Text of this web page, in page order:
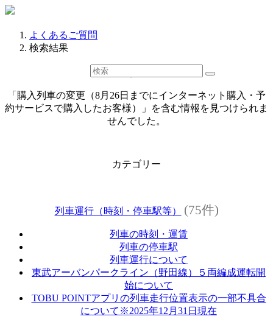
よくあるご質問
検索結果
「購入列車の変更（8月26日までにインターネット購入・予
約サービスで購入したお客様）」を含む情報を見つけられま
せんでした。
カテゴリー
列車運行（時刻・停車駅等） (75件)
列車の時刻・運賃
列車の停車駅
列車運行について
東武アーバンパークライン（野田線）５両編成運転開
始について
TOBU POINTアプリの列車走行位置表示の一部不具合
について※2025年12月31日現在